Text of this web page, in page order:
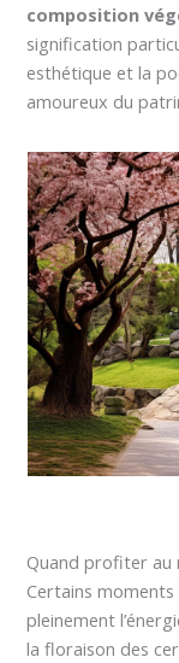
composition
signification
esthétique et la
amoureux du
Quand profiter au
Certains
pleinement
la floraison des